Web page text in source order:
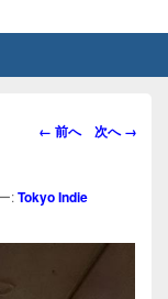
画
ビ
ー
← 前へ 次へ →
:Tokyo Indie